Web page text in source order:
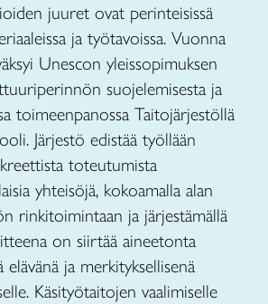
juuret ovat perinteisissä
ja työtavoissa. Vuonna
Unescon yleissopimuksen
suojelemisesta ja
toimeenpanossa Taitojärjestöllä
Järjestö edistää työllään
toteutumista
yhteisöjä, kokoamalla alan
rinkitoimintaan ja järjestämällä
on siirtää aineetonta
ja merkityksellisenä
Käsityötaitojen vaalimiselle